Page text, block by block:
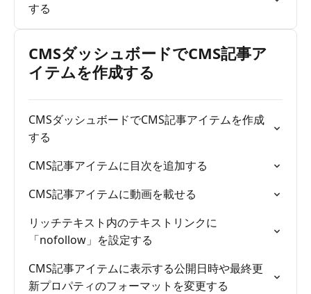
する
CMSダッシュボードでCMS記事ア
イテムを作成する
CMSダッシュボードでCMS記事アイテムを作成
する
CMS記事アイテムに目次を追加する
CMS記事アイテムに動画を載せる
リッチテキスト内のテキストリンクに
「nofollow」を設定する
CMS記事アイテムに表示する公開日時や最終更
新プロパティのフォーマットを変更する